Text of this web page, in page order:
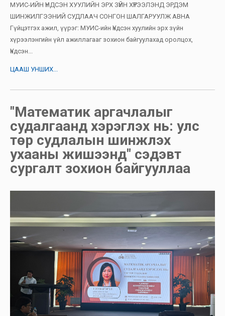
МУИС-ИЙН ҮНДСЭН ХУУЛИЙН ЭРХ ЗҮЙН ХҮРЭЭЛЭНД ЭРДЭМ
ШИНЖИЛГЭЭНИЙ СУДЛААЧ СОНГОН ШАЛГАРУУЛЖ АВНА
Гүйцэтгэх ажил, үүрэг: МУИС-ийн Үндсэн хуулийн эрх зүйн
хүрээлэнгийн үйл ажиллагааг зохион байгуулахад оролцох,
Үндсэн...
ЦААШ УНШИХ...
"Математик аргачлалыг
судалгаанд хэрэглэх нь: улс
төр судлалын шинжлэх
ухааны жишээнд" сэдэвт
сургалт зохион байгууллаа